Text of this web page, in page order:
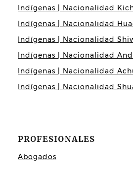
Indígenas | Nacionalidad
Indígenas | Nacionalidad
Indígenas | Nacionalidad
Indígenas | Nacionalidad
Indígenas | Nacionalidad
Indígenas | Nacionalidad
PROFESIONALES
Abogados